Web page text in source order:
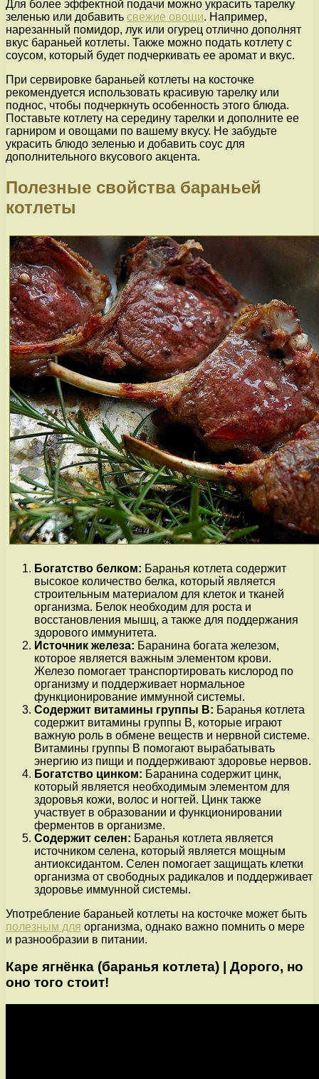
Для более эффектной подачи можно украсить тарелку
зеленью или добавить свежие овощи. Например,
нарезанный помидор, лук или огурец отлично дополнят
вкус бараньей котлеты. Также можно подать котлету с
соусом, который будет подчеркивать ее аромат и вкус.
При сервировке бараньей котлеты на косточке
рекомендуется использовать красивую тарелку или
поднос, чтобы подчеркнуть особенность этого блюда.
Поставьте котлету на середину тарелки и дополните ее
гарниром и овощами по вашему вкусу. Не забудьте
украсить блюдо зеленью и добавить соус для
дополнительного вкусового акцента.
Полезные свойства бараньей
котлеты
Богатство белком: Баранья котлета содержит
высокое количество белка, который является
строительным материалом для клеток и тканей
организма. Белок необходим для роста и
восстановления мышц, а также для поддержания
здорового иммунитета.
Источник железа: Баранина богата железом,
которое является важным элементом крови.
Железо помогает транспортировать кислород по
организму и поддерживает нормальное
функционирование иммунной системы.
Содержит витамины группы В: Баранья котлета
содержит витамины группы В, которые играют
важную роль в обмене веществ и нервной системе.
Витамины группы В помогают вырабатывать
энергию из пищи и поддерживают здоровье нервов.
Богатство цинком: Баранина содержит цинк,
который является необходимым элементом для
здоровья кожи, волос и ногтей. Цинк также
участвует в образовании и функционировании
ферментов в организме.
Содержит селен: Баранья котлета является
источником селена, который является мощным
антиоксидантом. Селен помогает защищать клетки
организма от свободных радикалов и поддерживает
здоровье иммунной системы.
Употребление бараньей котлеты на косточке может быть
полезным для организма, однако важно помнить о мере
и разнообразии в питании.
Каре ягнёнка (баранья котлета) | Дорого, но
оно того стоит!